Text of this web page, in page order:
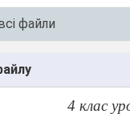
файли
4 клас